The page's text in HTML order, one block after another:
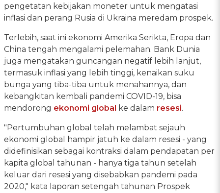
pengetatan kebijakan moneter untuk mengatasi
inflasi dan perang Rusia di Ukraina meredam prospek.
Terlebih, saat ini ekonomi Amerika Serikta, Eropa dan
China tengah mengalami pelemahan. Bank Dunia
juga mengatakan guncangan negatif lebih lanjut,
termasuk inflasi yang lebih tinggi, kenaikan suku
bunga yang tiba-tiba untuk menahannya, dan
kebangkitan kembali pandemi COVID-19, bisa
mendorong ekonomi global ke dalam resesi.
"Pertumbuhan global telah melambat sejauh
ekonomi global hampir jatuh ke dalam resesi - yang
didefinisikan sebagai kontraksi dalam pendapatan per
kapita global tahunan - hanya tiga tahun setelah
keluar dari resesi yang disebabkan pandemi pada
2020," kata laporan setengah tahunan Prospek